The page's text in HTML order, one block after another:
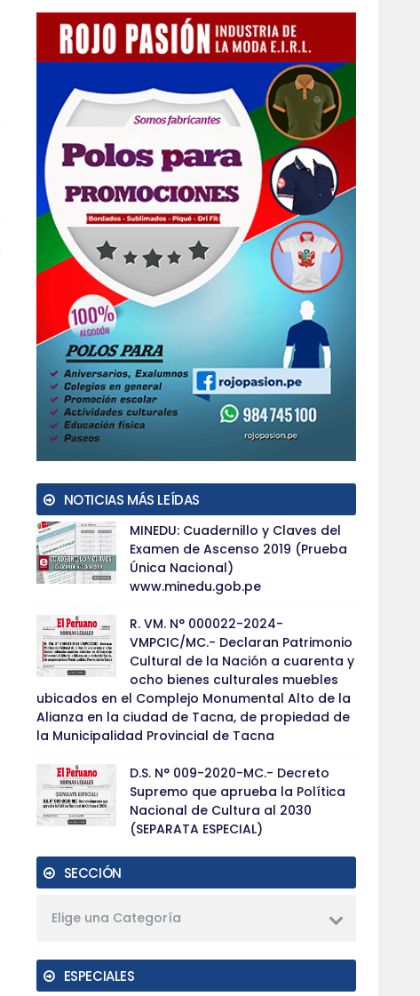
NOTICIAS MÁS LEÍDAS
MINEDU: Cuadernillo y Claves del
Examen de Ascenso 2019 (Prueba
Única Nacional)
www.minedu.gob.pe
R. VM. N° 000022-2024-
VMPCIC/MC.- Declaran Patrimonio
Cultural de la Nación a cuarenta y
ocho bienes culturales muebles
ubicados en el Complejo Monumental Alto de la
Alianza en la ciudad de Tacna, de propiedad de
la Municipalidad Provincial de Tacna
D.S. N° 009-2020-MC.- Decreto
Supremo que aprueba la Política
Nacional de Cultura al 2030
(SEPARATA ESPECIAL)
SECCIÓN
Elige una Categoría
ESPECIALES